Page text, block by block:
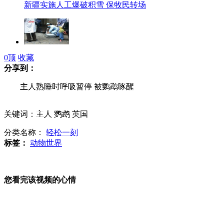
新疆实施人工爆破积雪 保牧民转场
柳州规划局局长被杀 嫌犯当场被抓
急救车走晚高峰：避让者占五成
印度“豆腐渣”墙壁砸死5名儿童
美国7个月大女童脸颊被羽毛穿透
0顶 收藏
分享到：
主人熟睡时呼吸暂停 被鹦鹉啄醒
关键词：主人 鹦鹉 英国
分类名称： 轻松一刻
标签： 动物世界
您看完该视频的心情